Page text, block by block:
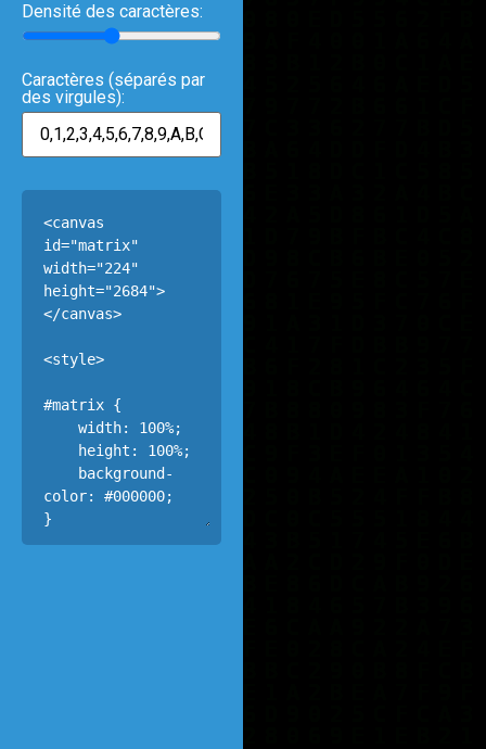
Densité des caractères:
Caractères (séparés par
des virgules):